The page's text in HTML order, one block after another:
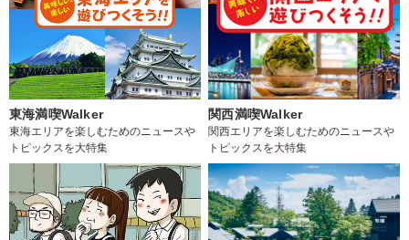
東海満喫Walker
東海エリアを楽しむためのニュースや
トピックスを大特集
関西満喫Walker
関西エリアを楽しむためのニュースや
トピックスを大特集